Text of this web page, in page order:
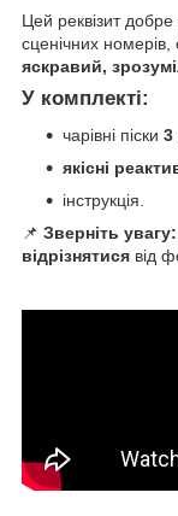
Цей реквізит
сценічних номерів,
яскравий,
У комплекті:
чарівні піски 3
якісні
інструкція.
📌 Зверніть увагу:
відрізнятися від